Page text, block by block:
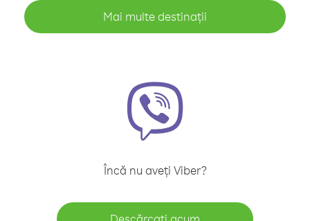
Mai multe destinații
Încă nu aveți Viber?